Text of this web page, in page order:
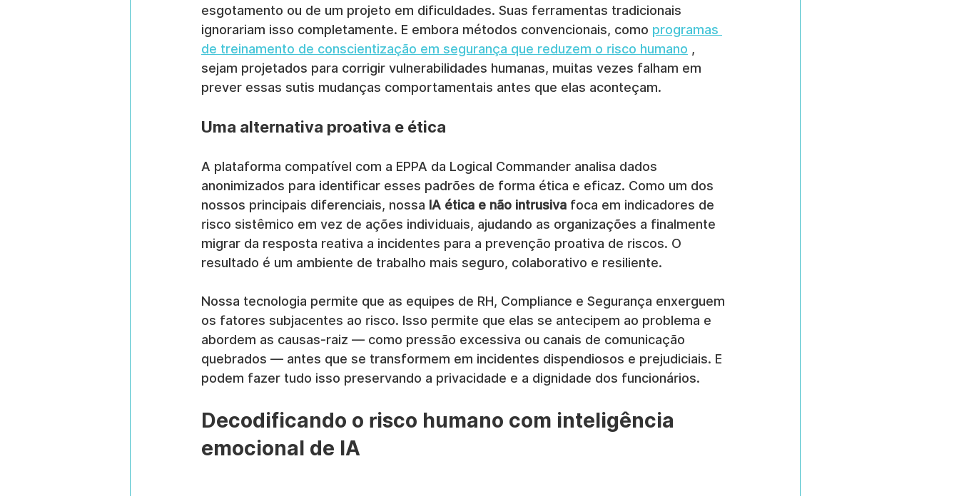
esgotamento ou de um projeto em dificuldades. Suas ferramentas tradicionais
ignorariam isso completamente. E embora métodos convencionais, como programas
de treinamento de conscientização em segurança que reduzem o risco humano ,
sejam projetados para corrigir vulnerabilidades humanas, muitas vezes falham em
prever essas sutis mudanças comportamentais antes que elas aconteçam.
Uma alternativa proativa e ética
A plataforma compatível com a EPPA da Logical Commander analisa dados
anonimizados para identificar esses padrões de forma ética e eficaz. Como um dos
nossos principais diferenciais, nossa IA ética e não intrusiva foca em indicadores de
risco sistêmico em vez de ações individuais, ajudando as organizações a finalmente
migrar da resposta reativa a incidentes para a prevenção proativa de riscos. O
resultado é um ambiente de trabalho mais seguro, colaborativo e resiliente.
Nossa tecnologia permite que as equipes de RH, Compliance e Segurança enxerguem
os fatores subjacentes ao risco. Isso permite que elas se antecipem ao problema e
abordem as causas-raiz — como pressão excessiva ou canais de comunicação
quebrados — antes que se transformem em incidentes dispendiosos e prejudiciais. E
podem fazer tudo isso preservando a privacidade e a dignidade dos funcionários.
Decodificando o risco humano com inteligência
emocional de IA